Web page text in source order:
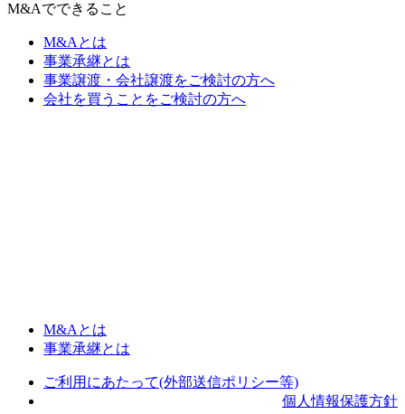
M&Aでできること
M&Aとは
事業承継とは
事業譲渡・会社譲渡をご検討の方へ
会社を買うことをご検討の方へ
M&Aとは
事業承継とは
ご利用にあたって(外部送信ポリシー等)
個人情報保護方針